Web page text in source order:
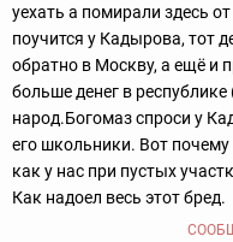
уехать а помирали здесь
поучится у Кадырова, тот
обратно в Москву, а ещё и
больше денег в
народ.Богомаз спроси у
его школьники. Вот почему
как у нас при пустых
Как надоел весь этот бред.